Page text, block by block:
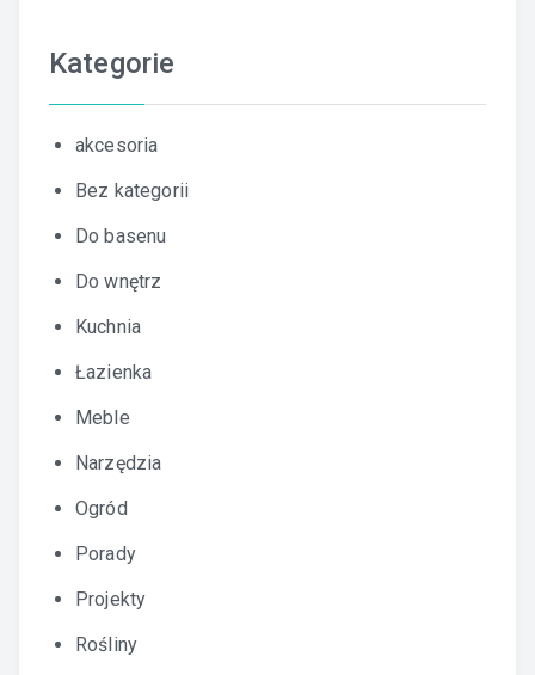
Kategorie
akcesoria
Bez kategorii
Do basenu
Do wnętrz
Kuchnia
Łazienka
Meble
Narzędzia
Ogród
Porady
Projekty
Rośliny